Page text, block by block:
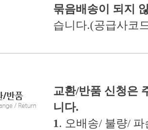
묶음배송이 되지
습니다.(공급사코
교환/반품 신청은
니다.
1. 오배송/ 불량/